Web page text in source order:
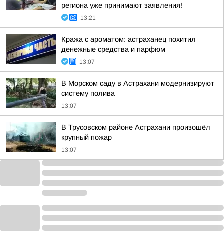
региона уже принимают заявления!
13:21
Кража с ароматом: астраханец похитил
денежные средства и парфюм
13:07
В Морском саду в Астрахани модернизируют
систему полива
13:07
В Трусовском районе Астрахани произошёл
крупный пожар
13:07